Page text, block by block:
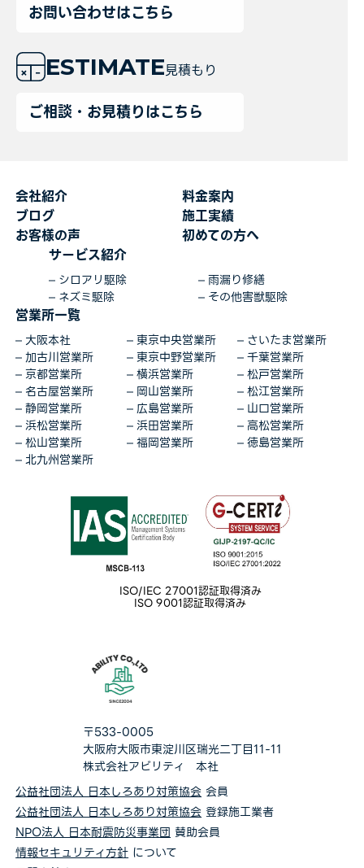
お問い合わせはこちら
ESTIMATE見積もり
ご相談・お見積りはこちら
会社紹介
料金案内
ブログ
施工実績
お客様の声
初めての方へ
サービス紹介
シロアリ駆除
雨漏り修繕
ネズミ駆除
その他害獣駆除
営業所一覧
大阪本社 東京中央営業所
さいたま営業所
加古川営業所
東京中野営業所
千葉営業所
京都営業所
横浜営業所
松戸営業所
名古屋営業所
岡山営業所
松江営業所
静岡営業所
広島営業所
山口営業所
浜松営業所
浜田営業所
高松営業所
松山営業所
福岡営業所
徳島営業所
北九州営業所
ISO/IEC 27001認証取得済み
ISO 9001認証取得済み
〒533-0005
大阪府大阪市東淀川区瑞光二丁目11-11
株式会社アビリティ 本社
公益社団法人 日本しろあり対策協会 会員
公益社団法人 日本しろあり対策協会 登録施工業者
NPO法人 日本耐震防災事業団 賛助会員
情報セキュリティ方針 について